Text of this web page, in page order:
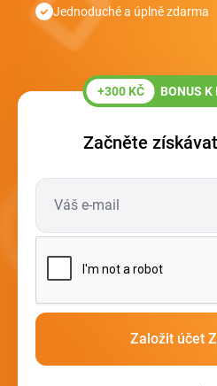
Jednoduché a úplně zdarma
+300 KČ BONUS K
Začněte